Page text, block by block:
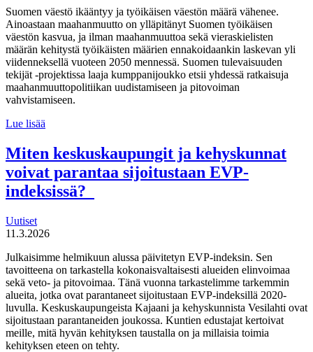
Suomen väestö ikääntyy ja työikäisen väestön määrä vähenee.
Ainoastaan maahanmuutto on ylläpitänyt Suomen työikäisen
väestön kasvua, ja ilman maahanmuuttoa sekä vieraskielisten
määrän kehitystä työikäisten määrien ennakoidaankin laskevan yli
viidenneksellä vuoteen 2050 mennessä. Suomen tulevaisuuden
tekijät -projektissa laaja kumppanijoukko etsii yhdessä ratkaisuja
maahanmuuttopolitiikan uudistamiseen ja pitovoiman
vahvistamiseen.
Lue lisää
tekijät haluaa
uudistaa
maahanmuuttopolitiikkaa
Miten keskuskaupungit ja kehyskunnat
voivat parantaa sijoitustaan EVP-
indeksissä?
Uutiset
11.3.2026
Julkaisimme helmikuun alussa päivitetyn EVP-indeksin. Sen
tavoitteena on tarkastella kokonaisvaltaisesti alueiden elinvoimaa
sekä veto- ja pitovoimaa. Tänä vuonna tarkastelimme tarkemmin
alueita, jotka ovat parantaneet sijoitustaan EVP-indeksillä 2020-
luvulla. Keskuskaupungeista Kajaani ja kehyskunnista Vesilahti ovat
sijoitustaan parantaneiden joukossa. Kuntien edustajat kertoivat
meille, mitä hyvän kehityksen taustalla on ja millaisia toimia
kehityksen eteen on tehty.